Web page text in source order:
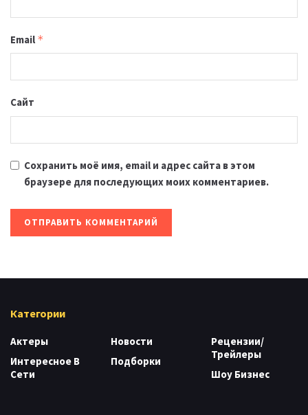
Email *
Сайт
Сохранить моё имя, email и адрес сайта в этом
браузере для последующих моих комментариев.
Категории
Актеры
Интересное В
Сети
Новости
Подборки
Рецензии/
Трейлеры
Шоу Бизнес